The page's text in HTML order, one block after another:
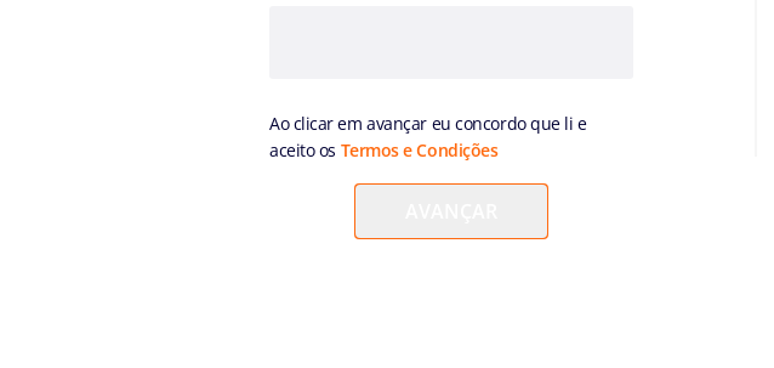
Ao clicar em avançar eu concordo que li e
aceito os Termos e Condições